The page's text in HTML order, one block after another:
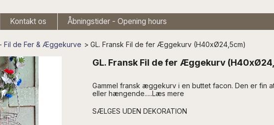
Kontakt os Åbningstider - Opening hours
- Fil de Fer & Æggekurve > GL. Fransk Fil de fer Æggekurv (H40xØ24,5cm)
GL. Fransk Fil de fer Æggekurv
Gammel fransk æggekurv i en buttet facon. Den er fin
eller hængende.....Læs mere
SÆLGES UDEN DEKORATION